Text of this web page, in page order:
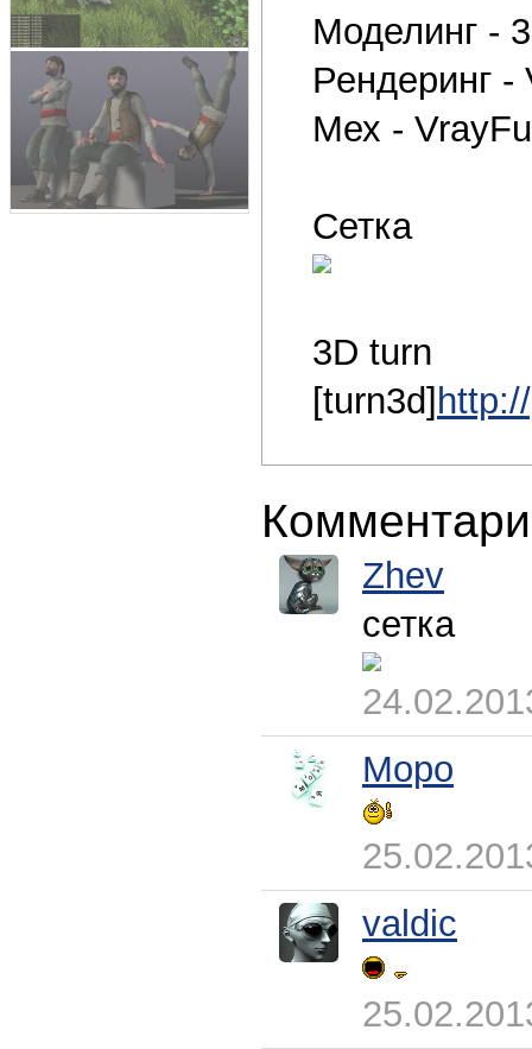
Моделинг -
Рендеринг -
Мех -
Сетка
3D turn
[turn3d]
Zhev
сетка
Mopo
valdic